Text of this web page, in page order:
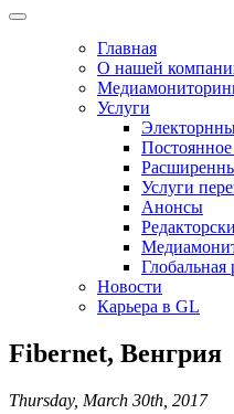
Главная
О нашей
Услуги
Услуги
Анонсы
Глобальная
Новости
Карьера в GL
Fibernet, Венгрия
Thursday, March 30th, 2017